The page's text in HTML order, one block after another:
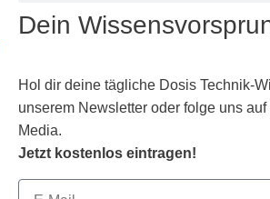
Dein
Hol dir deine tägliche Dosis Technik-
unserem Newsletter oder folge uns
Media.
Jetzt kostenlos eintragen!